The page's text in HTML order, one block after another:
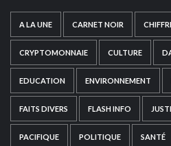
A LA UNE CARNET NOIR
CRYPTOMONNAIE CULTURE
EDUCATION ENVIRONNEMENT
FAITS DIVERS FLASH INFO
PACIFIQUE POLITIQUE SANTÉ